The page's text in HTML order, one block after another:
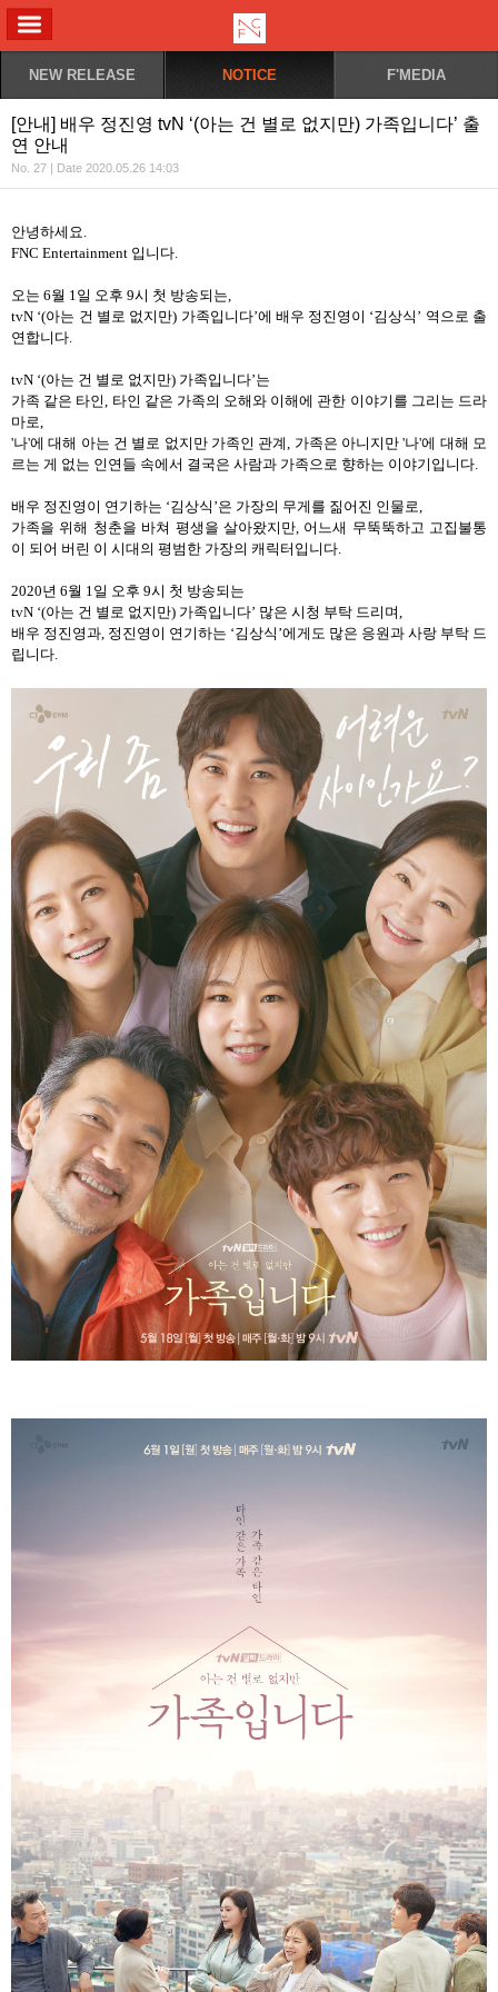
NEW RELEASE NOTICE F'MEDIA
[안내] 배우 정진영 tvN ‘(아는 건 별로 없지만) 가족입니다’ 출
연 안내
No. 27 | Date 2020.05.26 14:03
안녕하세요.
FNC Entertainment 입니다.
오는 6월 1일 오후 9시 첫 방송되는,
tvN ‘(아는 건 별로 없지만) 가족입니다’에 배우 정진영이 ‘김상식 ’ 역으로 출
연합니다.
tvN ‘(아는 건 별로 없지만) 가족입니다’는
가족 같은 타인, 타인 같은 가족의 오해와 이해에 관한 이야기를 그리는 드라
마로,
'나'에 대해 아는 건 별로 없지만 가족인 관계, 가족은 아니지만 '나'에 대해 모
르는 게 없는 인연들 속에서 결국은 사람과 가족으로 향하는 이야기입니다.
배우 정진영이 연기하는 ‘김상식 ’은 가장의 무게를 짊어진 인물로,
가족을 위해 청춘을 바쳐 평생을 살아왔지만, 어느새 무뚝뚝하고 고집불통
이 되어 버린 이 시대의 평범한 가장의 캐릭터입니다.
2020년 6월 1일 오후 9시 첫 방송되는
tvN ‘(아는 건 별로 없지만) 가족입니다’ 많은 시청 부탁 드리며,
배우 정진영과, 정진영이 연기하는 ‘김상식 ’에게도 많은 응원과 사랑 부탁 드
립니다.